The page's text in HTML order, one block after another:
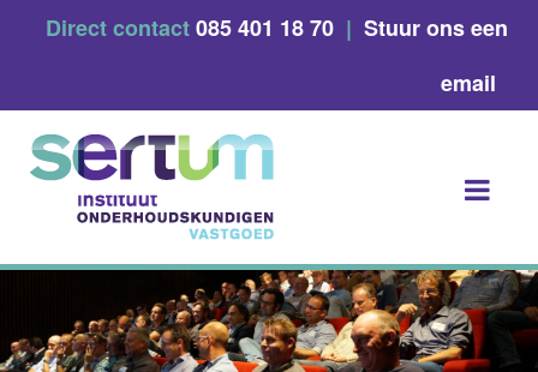
Direct contact085 401 18 70 | Stuur ons een
email